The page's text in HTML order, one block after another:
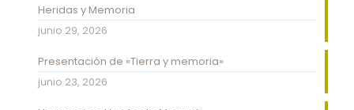
Heridas y Memoria
junio 29, 2026
Presentación de «Tierra y memoria»
junio 23, 2026